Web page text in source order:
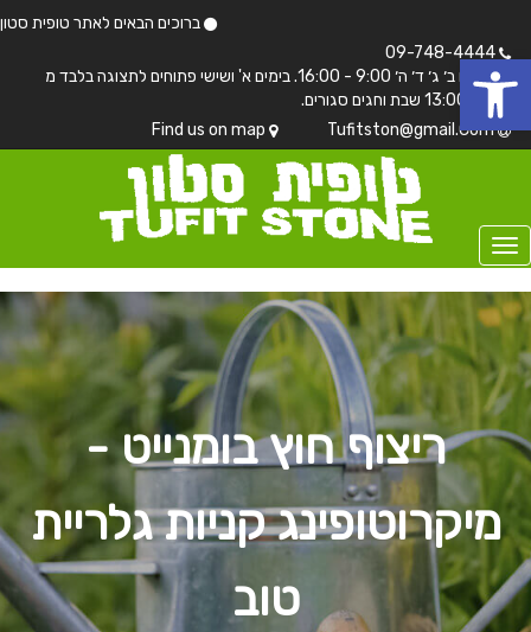
ברוכים הבאים לאתר טופית סטון
בימים ב׳ ג׳ ד׳ ה׳ 9:00 - 16:00. בימים א' ושישי פתוחים לתצוגה בלבד מ
7:00 - 13:00 שבת וחגים סגורים.
Tufitston@gmail.Com
ריצוף חוץ בומנייט -
מיקרוטופינג קניות גלריית
טוב